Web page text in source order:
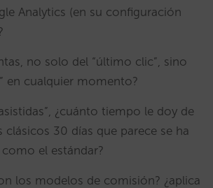
Analytics (en su configuración
no solo del “último clic”, sino
en cualquier momento?
¿cuánto tiempo le doy de
clásicos 30 días que parece se ha
el estándar?
los modelos de comisión? ¿aplica